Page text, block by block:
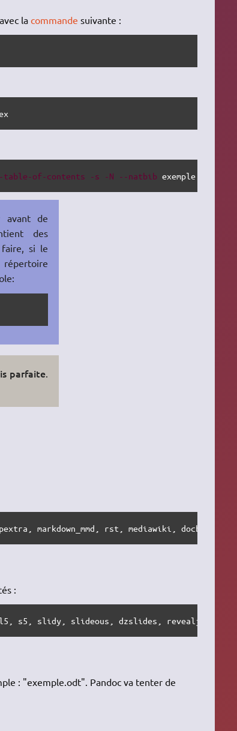
la commande suivante :
table-of-contents -s -N --natbib exemple.tex
avant de
des
faire, si le
parfaite
markdown_mmd, rst, mediawiki, docbook,
:
s5, slidy, slideous, dzslides, revealjs,
: "exemple.odt". Pandoc va tenter de